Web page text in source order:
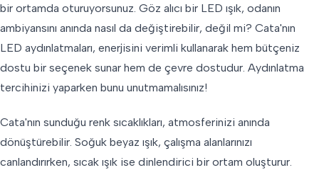
bir ortamda oturuyorsunuz. Göz alıcı bir LED ışık, odanın
ambiyansını anında nasıl da değiştirebilir, değil mi? Cata'nın
LED aydınlatmaları, enerjisini verimli kullanarak hem bütçeniz
dostu bir seçenek sunar hem de çevre dostudur. Aydınlatma
tercihinizi yaparken bunu unutmamalısınız!
Cata'nın sunduğu renk sıcaklıkları, atmosferinizi anında
dönüştürebilir. Soğuk beyaz ışık, çalışma alanlarınızı
canlandırırken, sıcak ışık ise dinlendirici bir ortam oluşturur.